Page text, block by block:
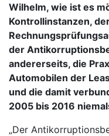
Wilhelm, wie ist es
Kontrollinstanzen,
der
andererseits, die
Automobilen der
und die damit
2005 bis 2016
„Der